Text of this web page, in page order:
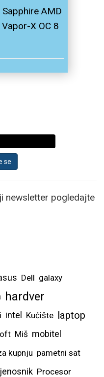
Sapphire AMD
X OC 8
newsletter pogledajte
Dell galaxy
hardver
intel Kućište laptop
Miš mobitel
kupnju pametni sat
Procesor